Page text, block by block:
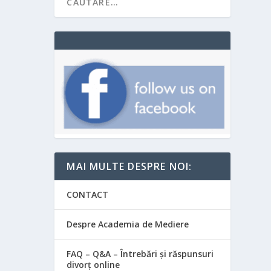
MAI MULTE DESPRE NOI:
CONTACT
Despre Academia de Mediere
FAQ – Q&A – Întrebări și răspunsuri
divorț online